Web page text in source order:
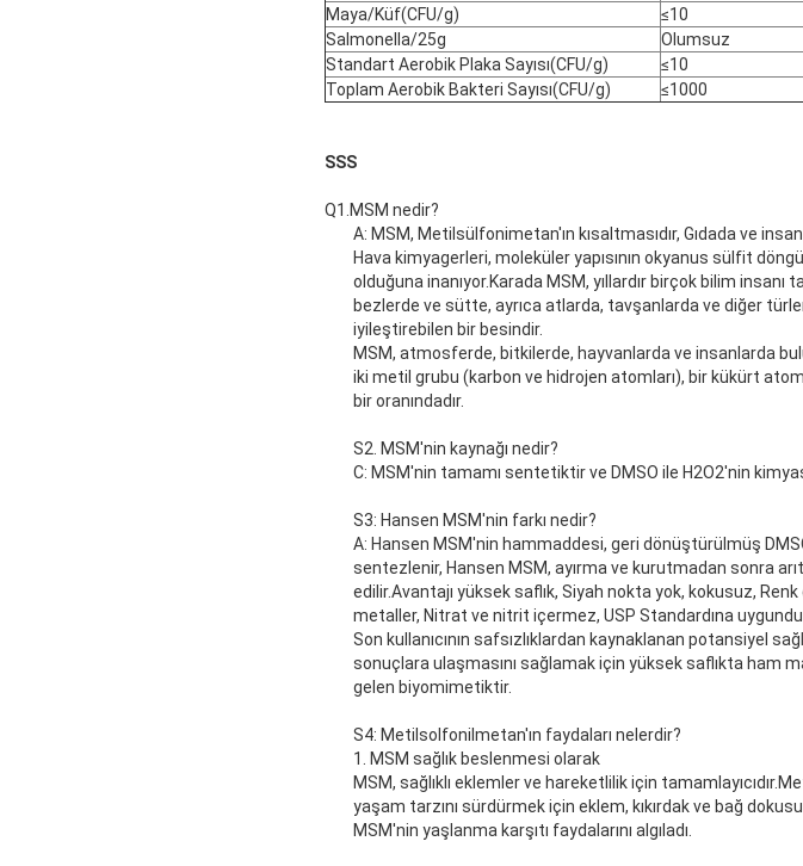
Maya/Küf(CFU/g)
≤10
Salmonella/25g
Olumsuz
Standart Aerobik Plaka Sayısı(CFU/g)
≤10
Toplam Aerobik Bakteri Sayısı(CFU/g)
≤1000
SSS
Q1.MSM nedir?
A: MSM, Metilsülfonimetan'ın kısaltmasıdır, Gıdada ve
Hava kimyagerleri, moleküler yapısının okyanus sülfit
olduğuna inanıyor.Karada MSM, yıllardır birçok bilim insanı
bezlerde ve sütte, ayrıca atlarda, tavşanlarda ve diğer
iyileştirebilen bir besindir.
MSM, atmosferde, bitkilerde, hayvanlarda ve insanlarda
iki metil grubu (karbon ve hidrojen atomları), bir kükürt
bir oranındadır.
S2. MSM'nin kaynağı nedir?
C: MSM'nin tamamı sentetiktir ve DMSO ile H2O2'nin
S3: Hansen MSM'nin farkı nedir?
A: Hansen MSM'nin hammaddesi, geri dönüştürülmüş
sentezlenir, Hansen MSM, ayırma ve kurutmadan sonra
edilir.Avantajı yüksek saflık, Siyah nokta yok, kokusuz,
metaller, Nitrat ve nitrit içermez, USP Standardına
Son kullanıcının safsızlıklardan kaynaklanan potansiyel
sonuçlara ulaşmasını sağlamak için yüksek saflıkta ham
gelen biyomimetiktir.
S4: Metilsolfonilmetan'ın faydaları nelerdir?
1. MSM sağlık beslenmesi olarak
MSM, sağlıklı eklemler ve hareketlilik için
yaşam tarzını sürdürmek için eklem, kıkırdak ve bağ
MSM'nin yaşlanma karşıtı faydalarını algıladı.